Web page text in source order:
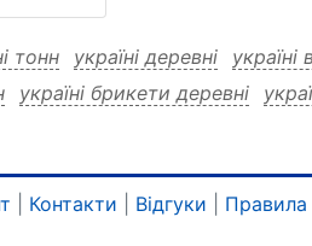
тонн україні деревні україні
україні брикети деревні
відвантаження деревні від
Контакти Відгуки